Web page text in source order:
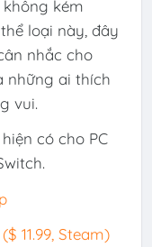
kém
loại này, đây
nhắc cho
những ai thích
vui.
có cho PC
11.99, Steam)